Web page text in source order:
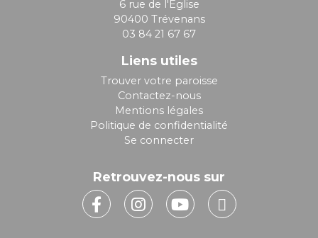
6 rue de l'Église
90400 Trévenans
03 84 21 67 67
Liens utiles
Trouver votre paroisse
Contactez-nous
Mentions légales
Politique de confidentialité
Se connecter
Retrouvez-nous sur